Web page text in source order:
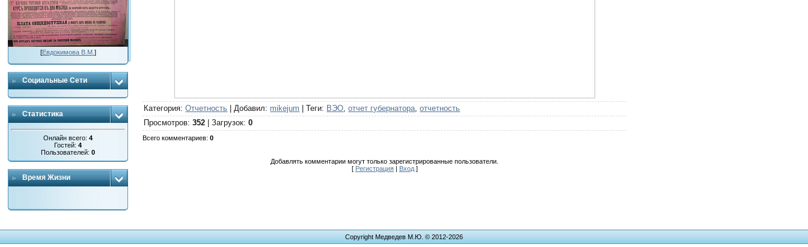
[Евдокимова В.М. ]
Социальные Сети
Статистика
Онлайн всего:4
Гостей:4
Пользователей:0
Время Жизни
Категория:Отчетность |Добавил: mikejum |Теги: ВЭО,отчет губернатора,отчетность
Просмотров:352 |Загрузок:0
Всего комментариев:0
Добавлять комментарии могут только зарегистрированные пользователи.
[ Регистрация| Вход]
Copyright Медведев М.Ю. © 2012-2026